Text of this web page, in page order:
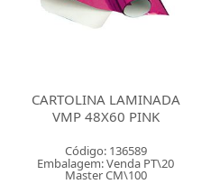
CARTOLINA LAMINADA
VMP 48X60 PINK
Código: 136589
Embalagem: Venda PT\20
Master CM\100